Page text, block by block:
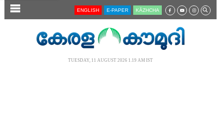
SECTIONS ENGLISH E-PAPER KĀZHCHA
TUESDAY, 11 AUGUST 2026 1.19 AM IST